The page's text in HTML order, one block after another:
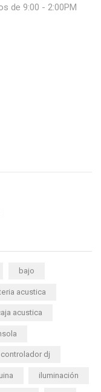
de 9:00 - 2:00PM
bajo
acustica
acustica
controlador dj
iluminación